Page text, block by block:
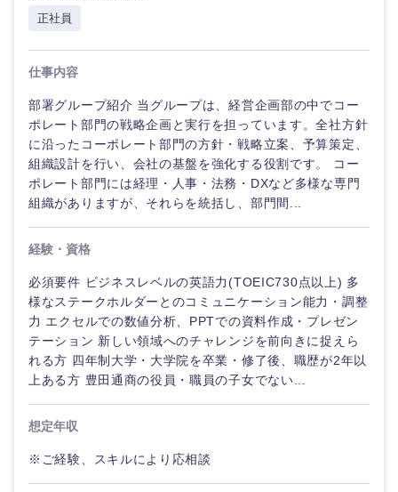
正社員
仕事内容
部署グループ紹介 当グループは、経営企画部の中でコー
ポレート部門の戦略企画と実行を担っています。全社方針
に沿ったコーポレート部門の方針・戦略立案、予算策定、
組織設計を行い、会社の基盤を強化する役割です。 コー
ポレート部門には経理・人事・法務・DXなど多様な専門
組織がありますが、それらを統括し、部門間...
経験・資格
必須要件 ビジネスレベルの英語力(TOEIC730点以上) 多
様なステークホルダーとのコミュニケーション能力・調整
力 エクセルでの数値分析、PPTでの資料作成・プレゼン
テーション 新しい領域へのチャレンジを前向きに捉えら
れる方 四年制大学・大学院を卒業・修了後、職歴が2年以
上ある方 豊田通商の役員・職員の子女でない...
想定年収
※ご経験、スキルにより応相談